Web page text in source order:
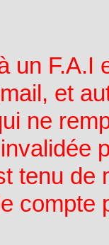
un F.A.I
et
ne
tenu de
compte